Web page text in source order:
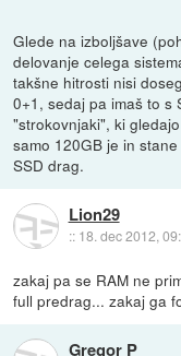
Glede na izboljšave
delovanje celega
takšne hitrosti nisi
0+1, sedaj pa imaš to s
"strokovnjaki", ki
samo 120GB je in
SSD drag.
Lion29
:: 18. dec 2012,
zakaj pa se RAM ne
full predrag... zakaj ga
Gregor P